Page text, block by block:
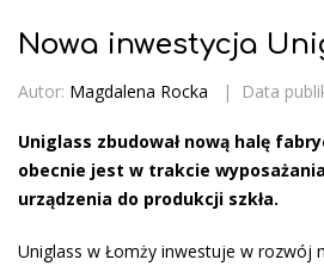
Nowa inwestycja
Autor: Magdalena Rocka | Data
Uniglass zbudował nową halę
obecnie jest w trakcie
urządzenia do produkcji szkła.
Uniglass w Łomży inwestuje w rozwój